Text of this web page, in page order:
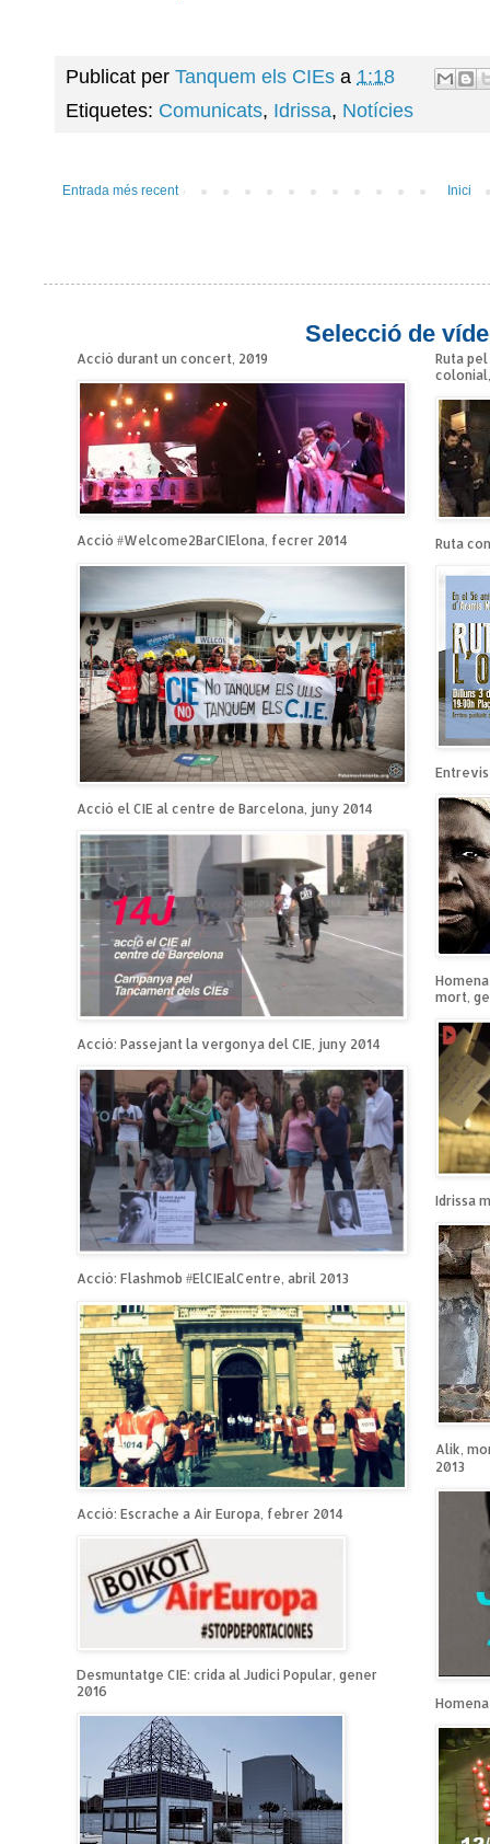
Publicat per Tanquem els CIEs a 1:18
Etiquetes: Comunicats, Idrissa, Notícies
Entrada més recent Inici
Selecció de
Acció durant un concert, 2019
Acció #Welcome2BarCIElona, fecrer 2014
Acció el CIE al centre de Barcelona, juny 2014
Acció: Passejant la vergonya del CIE, juny 2014
Acció: Flashmob #ElCIEalCentre, abril 2013
Acció: Escrache a Air Europa, febrer 2014
Desmuntatge CIE: crida al Judici Popular, gener
2016
Ruta
Ruta
mort,
Idrissa
Alik,
2013